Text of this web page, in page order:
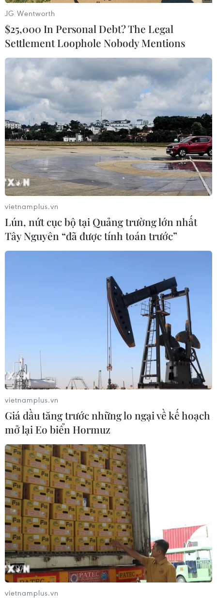
Nga theo dõi chặt chẽ tàu Mỹ hoạt động
tại Biển Đen
16/09/2019 00:34
Các tàu thuộc Hạm đội Biển Đen của Nga đang theo
dõi chặt chẽ tàu USNS Yuma của Hải quân Mỹ vừa tiến
vào Biển Đen qua Eo biển Bosporus đêm 14/9.
Nga cảnh báo sẵn sàng bắn hạ máy bay
ném bom chiến lược Mỹ
Nga cảnh báo các hệ thống phòng không nước này sẵn
sàng bắn hạ máy bay ném bom B-1B của Không quân
Mỹ bay gần biên giới Nga.
JG Wentworth
$25,000 In Personal Debt? The Legal
Settlement Loophole Nobody Mentions
vietnamplus.vn
Lún, nứt cục bộ tại Quảng trường lớn nhất
Tây Nguyên “đã được tính toán trước”
vietnamplus.vn
Giá dầu tăng trước những lo ngại về kế hoạch
mở lại Eo biển Hormuz
vietnamplus.vn